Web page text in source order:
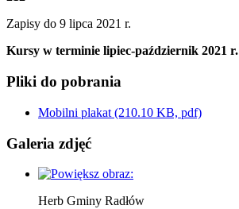
Zapisy do 9 lipca 2021 r.
Kursy w terminie lipiec-październik 2021 r.
Pliki do pobrania
Mobilni plakat (210.10 KB, pdf)
Galeria zdjęć
Herb Gminy Radłów